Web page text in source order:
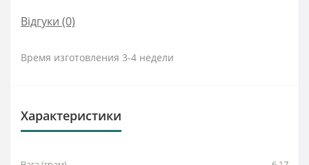
Відгуки (0)
Время изготовления 3-4 недели
Характеристики